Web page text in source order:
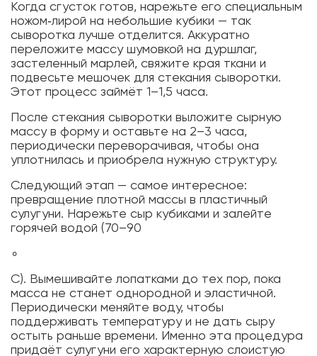
Когда сгусток готов, нарежьте его специальным
ножом‑лирой на небольшие кубики — так
сыворотка лучше отделится. Аккуратно
переложите массу шумовкой на дуршлаг,
застеленный марлей, свяжите края ткани и
подвесьте мешочек для стекания сыворотки.
Этот процесс займёт 1–1,5 часа.
После стекания сыворотки выложите сырную
массу в форму и оставьте на 2–3 часа,
периодически переворачивая, чтобы она
уплотнилась и приобрела нужную структуру.
Следующий этап — самое интересное:
превращение плотной массы в пластичный
сулугуни. Нарежьте сыр кубиками и залейте
горячей водой (70–90
∘
C). Вымешивайте лопатками до тех пор, пока
масса не станет однородной и эластичной.
Периодически меняйте воду, чтобы
поддерживать температуру и не дать сыру
остыть раньше времени. Именно эта процедура
придаёт сулугуни его характерную слоистую